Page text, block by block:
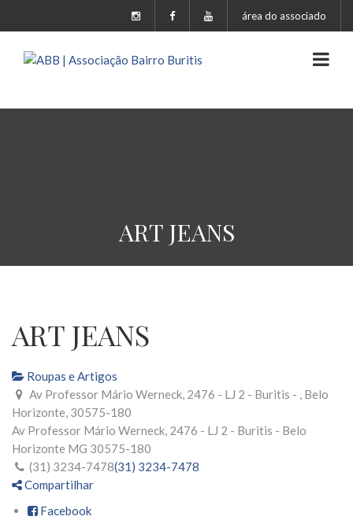
área do associado
ART JEANS
ART JEANS
Roupas e Artigos
Av Professor Mário Werneck, 2476 - LJ 2 - Buritis - , Belo
Horizonte, 30575-180
Av Professor Mário Werneck, 2476 - LJ 2 - Buritis - Belo
Horizonte MG 30575-180
(31) 3234-7478(31) 3234-7478
Compartilhar
Facebook